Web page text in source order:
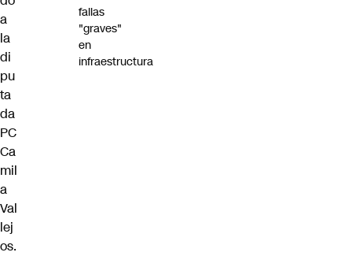
a
la
di
pu
ta
da
PC
Ca
mil
a
Val
lej
os.
fallas
"graves"
en
infraestructura